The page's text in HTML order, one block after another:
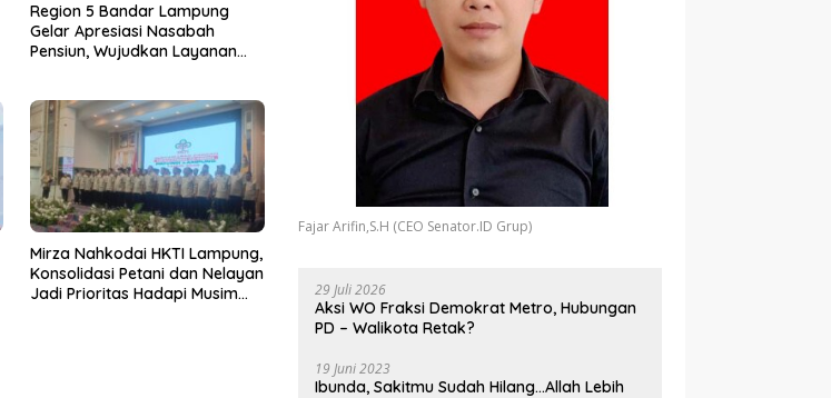
Region 5 Bandar Lampung
Gelar Apresiasi Nasabah
Pensiun, Wujudkan Layanan
Mirza Nahkodai HKTI Lampung,
Konsolidasi Petani dan Nelayan
Jadi Prioritas Hadapi Musim
Fajar Arifin,S.H (CEO Senator.ID Grup)
29 Juli 2026
Aksi WO Fraksi Demokrat Metro, Hubungan
PD – Walikota Retak?
19 Juni 2023
Ibunda, Sakitmu Sudah Hilang…Allah Lebih